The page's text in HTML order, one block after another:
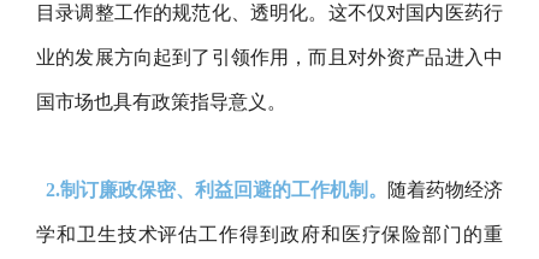
目录调整工作的规范化、透明化。这不仅对国内医药行
业的发展方向起到了引领作用，而且对外资产品进入中
国市场也具有政策指导意义。
2.制订廉政保密、利益回避的工作机制。 随着药物经济
学和卫生技术评估工作得到政府和医疗保险部门的重